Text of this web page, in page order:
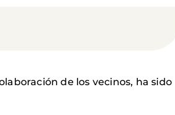
de los vecinos, ha sido